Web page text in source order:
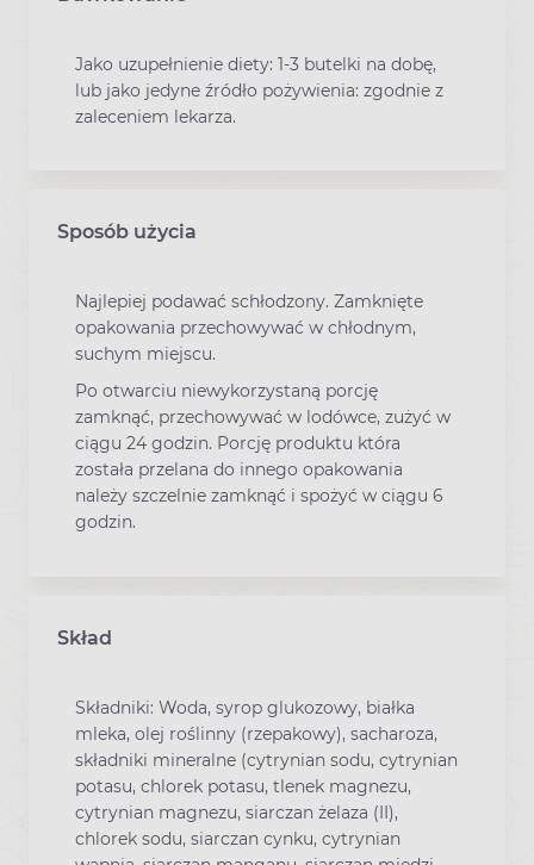
Jako uzupełnienie diety: 1-3 butelki na dobę,
lub jako jedyne źródło pożywienia: zgodnie z
zaleceniem lekarza.
Sposób użycia
Najlepiej podawać schłodzony. Zamknięte
opakowania przechowywać w chłodnym,
suchym miejscu.
Po otwarciu niewykorzystaną porcję
zamknąć, przechowywać w lodówce, zużyć w
ciągu 24 godzin. Porcję produktu która
została przelana do innego opakowania
należy szczelnie zamknąć i spożyć w ciągu 6
godzin.
Skład
Składniki: Woda, syrop glukozowy, białka
mleka, olej roślinny (rzepakowy), sacharoza,
składniki mineralne (cytrynian sodu, cytrynian
potasu, chlorek potasu, tlenek magnezu,
cytrynian magnezu, siarczan żelaza (II),
chlorek sodu, siarczan cynku, cytrynian